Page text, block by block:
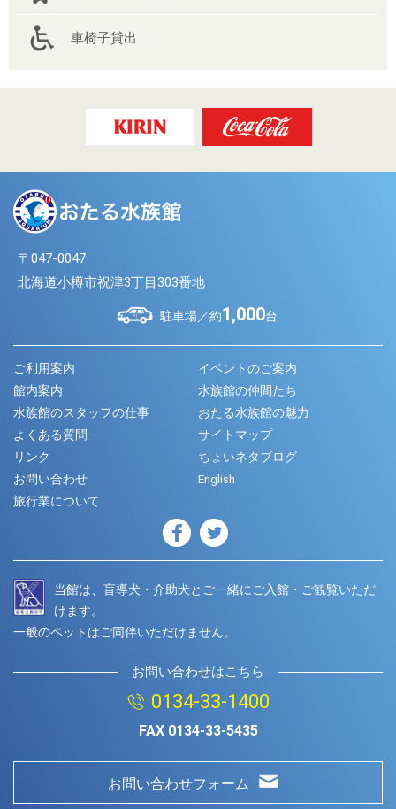
車椅子貸出
〒047-0047
北海道小樽市祝津3丁目303番地
駐車場／約1,000台
ご利用案内
イベントのご案内
館内案内
水族館の仲間たち
水族館のスタッフの仕事
おたる水族館の魅力
よくある質問
サイトマップ
リンク
ちょいネタブログ
お問い合わせ
English
旅行業について
当館は、盲導犬・介助犬とご一緒にご入館・ご観覧いただ
けます。
一般のペットはご同伴いただけません。
お問い合わせはこちら
0134-33-1400
FAX 0134-33-5435
お問い合わせフォーム